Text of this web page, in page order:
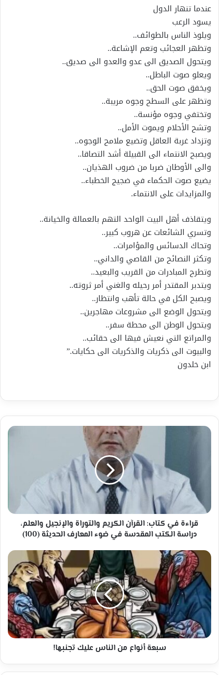
عندما تنهار الدول
يسود الرعب
ويلوذ الناس بالطوائف..
وتظهر العجائب وتعم الإشاعة..
ويتحول الصديق الى عدو والعدو الى صديق..
ويعلو صوت الباطل..
ويخفق صوت الحق..
وتظهر على السطح وجوه مريبة..
وتختفي وجوه مؤنسة..
وتشح الأحلام ويموت الأمل..
وتزداد غربة العاقل وتضيع ملامح الوجوه..
ويصبح الانتماء الى القبيلة أشد التصاقا..
والى الأوطان ضربا من ضروب الهذيان..
يضيع صوت الحكماء في ضجيج الخطباء..
والمزايدات على الانتماء.
ويتقاذف أهل البيت الواحد التهم بالعمالة والخيانة..
وتسري الشائعات عن هروب كبير..
وتحاك الدسائس والمؤامرات..
وتكثر النصائح من القاصي والداني..
وتطرح المبادرات من القريب والبعيد..
ويتدبر المقتدر أمر رحيله والغني أمر ثروته..
ويصبح الكل في حالة تأهب وانتظار..
ويتحول الوضع الى مشروعات مهاجرين..
ويتحول الوطن الى محطة سفر..
والمراتع التي نعيش فيها الى حقائب..
والبيوت الى ذكريات والذكريات الى حكايات.”
ابن خلدون
قراءة
والإنجيل
والعلم،
دراسة
الكتب
المقدسة
ضوء
المعارف
الحديثة
(100)
قراءة في كتاب: القرآن الكريم والتوراة والإنجيل والعلم،
دراسة الكتب المقدسة في ضوء المعارف الحديثة (100)
سبعة
من
الناس
عليك
تجنبها!
سبعة أنواع من الناس عليك تجنبها!